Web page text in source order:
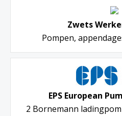
Zwets
Pompen,
EPS European
2 Bornemann